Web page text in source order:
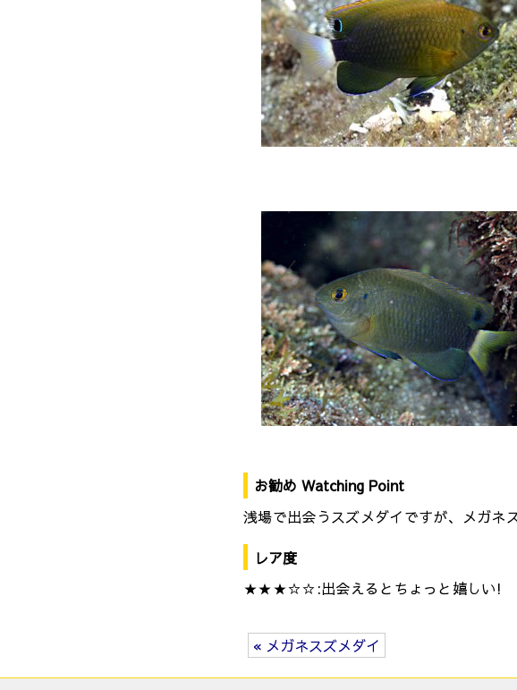
お勧め Watching Point
浅場で出会うスズメダイですが、メガネ
レア度
★★★☆☆:出会えるとちょっと嬉しい!
« メガネスズメダイ